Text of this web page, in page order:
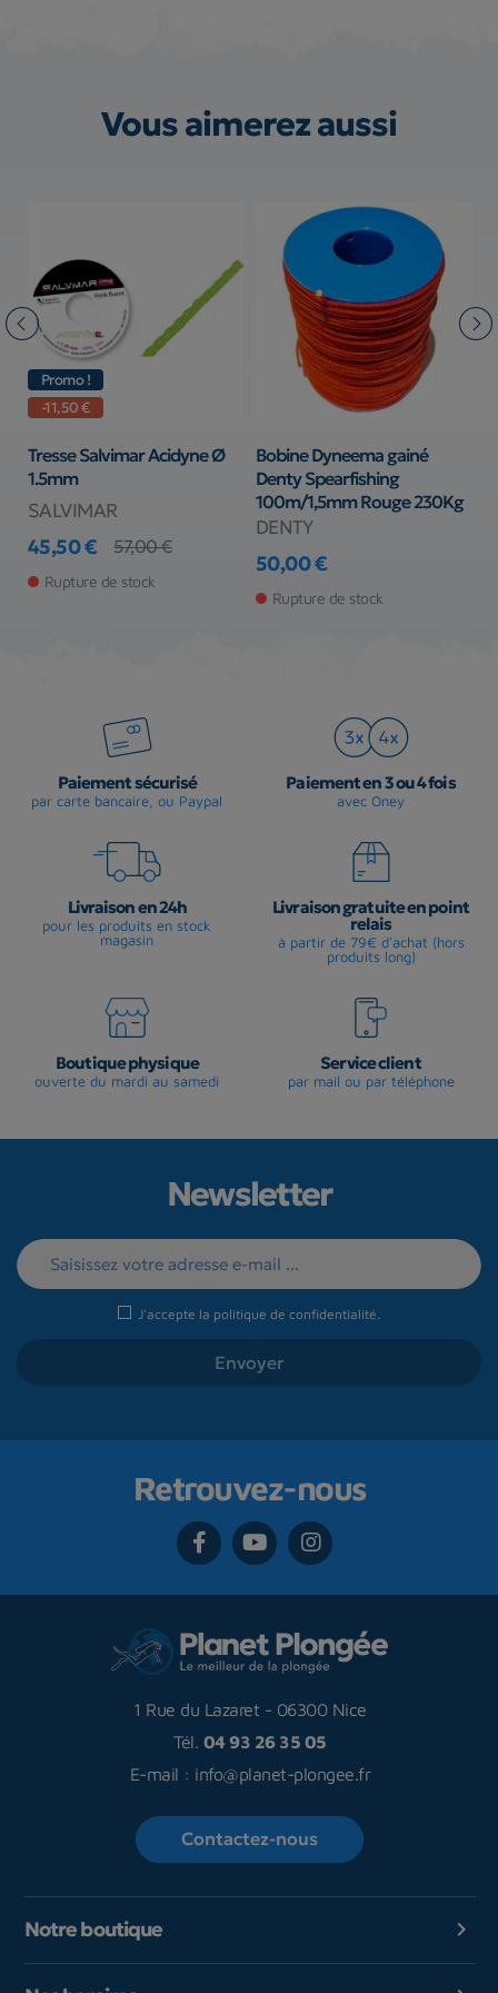
Vous aimerez aussi
Promo !
-11,50 €
Tresse Salvimar Acidyne Ø
1.5mm
SALVIMAR
Prix
45,50 €
Prix de base
57,00 €
Rupture de stock
Bobine Dyneema gainé
Denty Spearfishing
100m/1,5mm Rouge 230Kg
DENTY
Prix
50,00 €
Rupture de stock
Paiement sécurisé
par carte bancaire, ou Paypal
Paiement en 3 ou 4 fois
avec Oney
Livraison en 24h
pour les produits en stock
magasin
Livraison gratuite en point
relais
à partir de 79€ d'achat (hors
produits long)
Boutique physique
ouverte du mardi au samedi
Service client
par mail ou par téléphone
Newsletter
J'accepte la politique de confidentialité
Retrouvez-nous
1 Rue du Lazaret - 06300 Nice
Tél. 04 93 26 35 05
E-mail : info@planet-plongee.fr
Contactez-nous
Notre boutique 